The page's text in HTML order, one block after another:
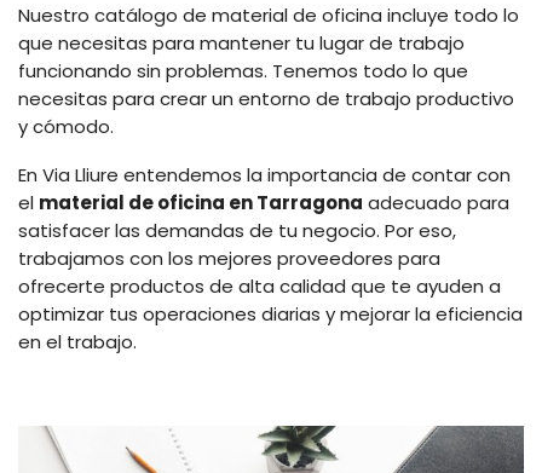
Nuestro catálogo de material de oficina incluye todo lo
que necesitas para mantener tu lugar de trabajo
funcionando sin problemas. Tenemos todo lo que
necesitas para crear un entorno de trabajo productivo
y cómodo.
En Via Lliure entendemos la importancia de contar con
el material de oficina en Tarragona adecuado para
satisfacer las demandas de tu negocio. Por eso,
trabajamos con los mejores proveedores para
ofrecerte productos de alta calidad que te ayuden a
optimizar tus operaciones diarias y mejorar la eficiencia
en el trabajo.